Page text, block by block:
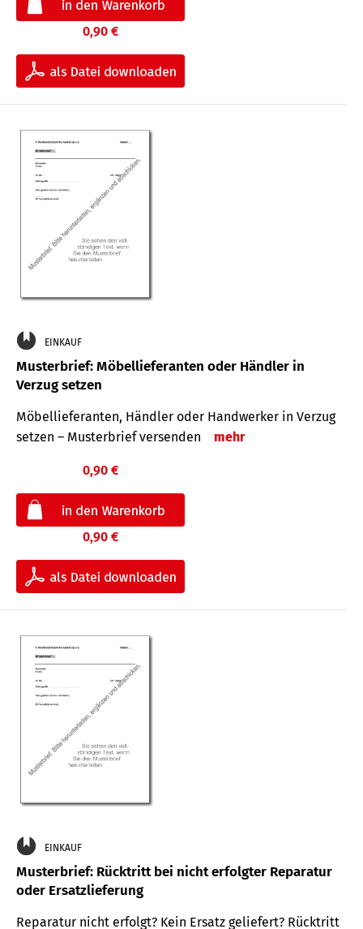
0,90 €
EINKAUF
Musterbrief: Möbellieferanten oder Händler in
Verzug setzen
Möbellieferanten, Händler oder Handwerker in Verzug
setzen – Musterbrief versenden
mehr
0,90 €
0,90 €
EINKAUF
Musterbrief: Rücktritt bei nicht erfolgter Reparatur
oder Ersatzlieferung
Reparatur nicht erfolgt? Kein Ersatz geliefert? Rücktritt